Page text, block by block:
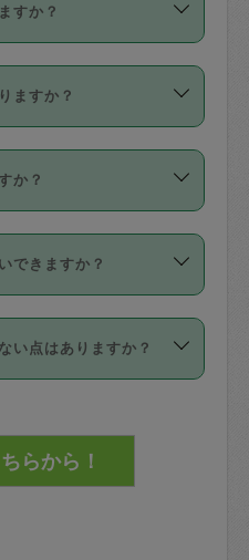
損害保険の対象外
グラウンドの方が
様々です。
ので、各自の得意
カジさんトレーニ
ルフトレーニングの
、合格したタスカ
います。
評は１件目のレビュ
ジさんの登録に際
時間内での作業に
範囲は、掃除、洗
したり、人にけが
が対象で、補償金額
保険について教えて
すか？
点に3日後（72時間
可能となっていま
」をかけることが
ますか？
以下の2種類がありま
期、スポット契約
以下のキャンセル
＝依頼料金の50%
か？
うメニューはありま
依頼を活用するこ
ったタスカジさんを
になるタスカジさ
ったタスカジさんに
できますか？
タスカジさんの同意
頼ののち、タスカ
で十分な信頼関係が
ためにタスカジさん
い点はありますか？
ロッカーや金庫に入
元管理するよう心掛